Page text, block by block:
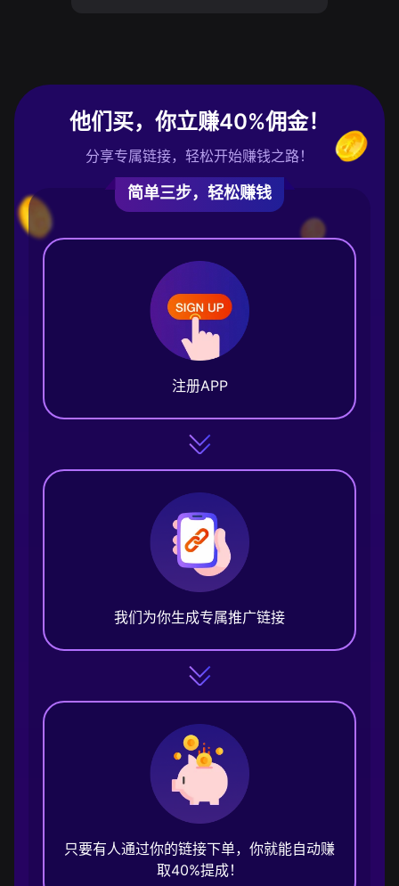
他们买，你立赚40%佣金！
分享专属链接，轻松开始赚钱之路！
简单三步，轻松赚钱
注册APP
我们为你生成专属推广链接
只要有人通过你的链接下单，你就能自动赚
取40%提成！